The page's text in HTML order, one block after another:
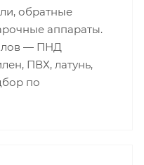
обратные
аппараты.
— ПНД
ПВХ, латунь,
по